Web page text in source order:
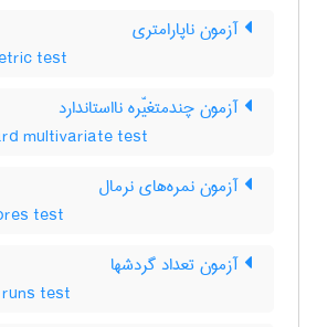
آزمون ناپارامتری
test
آزمون چندمتغیّره نااستاندارد
multivariate test
آزمون نمره‌های نرمال
test
آزمون تعداد گردشها
test